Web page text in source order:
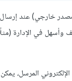
خارجي) عند
في الإدارة
المرسل،